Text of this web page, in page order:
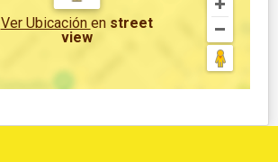
Ver Ubicación en street
view